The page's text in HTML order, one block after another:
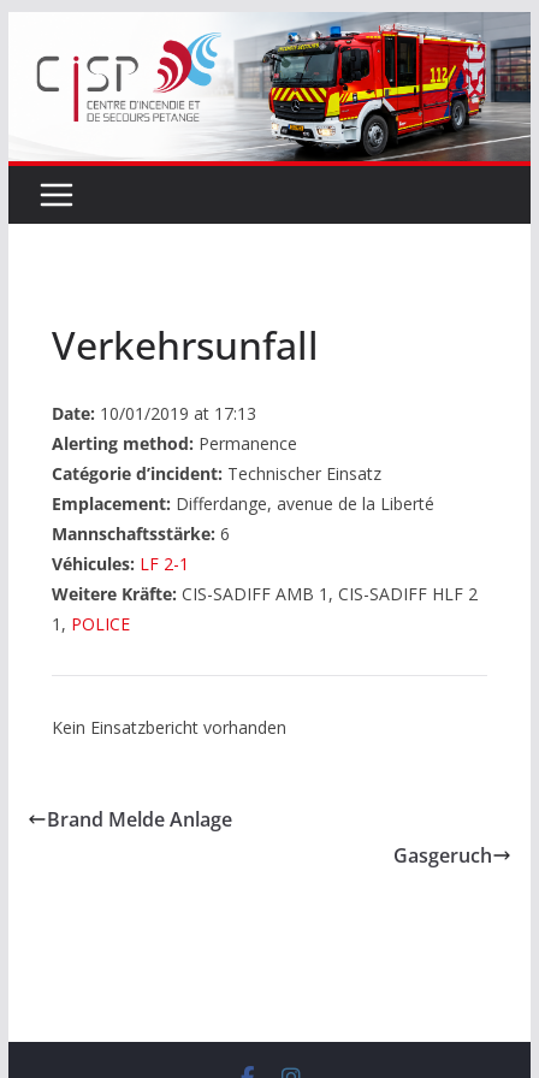
contenu
Verkehrsunfall
Date: 10/01/2019 at 17:13
Alerting method: Permanence
Catégorie d’incident: Technischer Einsatz
Emplacement: Differdange, avenue de la Liberté
Mannschaftsstärke: 6
Véhicules: LF 2-1
Weitere Kräfte: CIS-SADIFF AMB 1, CIS-SADIFF HLF 2
1, POLICE
Kein Einsatzbericht vorhanden
Brand Melde Anlage
Gasgeruch